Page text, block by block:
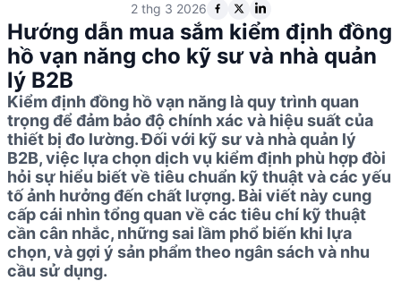
2 thg 3 2026
Hướng dẫn mua sắm kiểm định đồng
hồ vạn năng cho kỹ sư và nhà quản
lý B2B
Kiểm định đồng hồ vạn năng là quy trình quan
trọng để đảm bảo độ chính xác và hiệu suất của
thiết bị đo lường. Đối với kỹ sư và nhà quản lý
B2B, việc lựa chọn dịch vụ kiểm định phù hợp đòi
hỏi sự hiểu biết về tiêu chuẩn kỹ thuật và các yếu
tố ảnh hưởng đến chất lượng. Bài viết này cung
cấp cái nhìn tổng quan về các tiêu chí kỹ thuật
cần cân nhắc, những sai lầm phổ biến khi lựa
chọn, và gợi ý sản phẩm theo ngân sách và nhu
cầu sử dụng.